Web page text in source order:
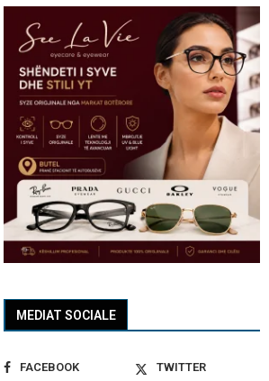
MEDIAT SOCIALE
FACEBOOK
TWITTER